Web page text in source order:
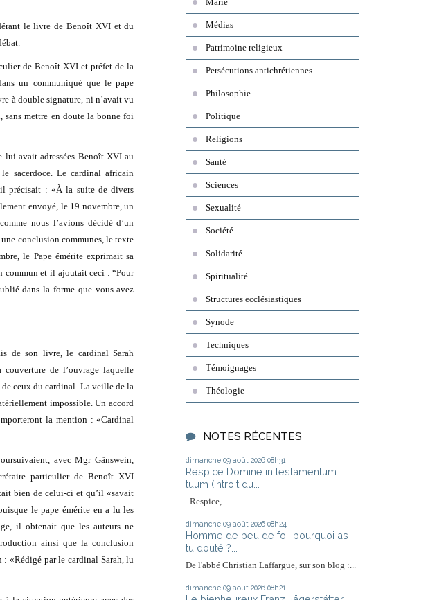
le livre de Benoît XVI et du
de Benoît XVI et préfet de la
un communiqué que le pape
à double signature, ni n’avait vu
sans mettre en doute la bonne foi
avait adressées Benoît XVI au
sacerdoce. Le cardinal africain
précisait : «À la suite de divers
envoyé, le 19 novembre, un
nous l’avions décidé d’un
conclusion communes, le texte
le Pape émérite exprimait sa
commun et il ajoutait ceci : “Pour
dans la forme que vous avez
de son livre, le cardinal Sarah
de l’ouvrage laquelle
ceux du cardinal. La veille de la
impossible. Un accord
la mention : «Cardinal
avec Mgr Gänswein,
particulier de Benoît XVI
bien de celui-ci et qu’il «savait
le pape émérite en a lu les
il obtenait que les auteurs ne
ainsi que la conclusion
: «Rédigé par le cardinal Sarah, lu
Médias
Patrimoine religieux
Persécutions antichrétiennes
Philosophie
Politique
Religions
Santé
Sciences
Sexualité
Société
Solidarité
Spiritualité
Structures ecclésiastiques
Synode
Techniques
Témoignages
Théologie
NOTES RÉCENTES
dimanche 09 août 2026 08h31
Respice Domine in testamentum
tuum (Introit du...
Respice,...
dimanche 09 août 2026 08h24
Homme de peu de foi, pourquoi as-
tu douté ?...
De l'abbé Christian Laffargue, sur son blog :...
dimanche 09 août 2026 08h21